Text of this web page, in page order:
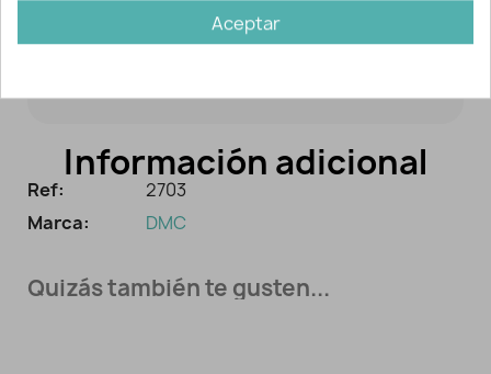
Además se puede combinar con el resto
de accesorios de lacolección Ovejitas
Información adicional
Ref:
2703
Marca:
DMC
Quizás también te gusten...
Aceptar